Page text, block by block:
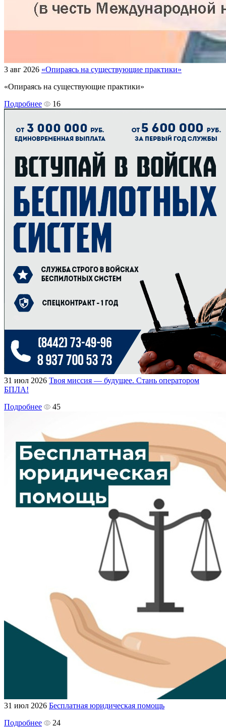
3 авг 2026 «Опираясь на существующие практики»
«Опираясь на существующие практики»
Подробнее
16
31 июл 2026 Твоя миссия — будущее. Стань оператором
БПЛА!
Подробнее
45
31 июл 2026 Бесплатная юридическая помощь
Подробнее
24